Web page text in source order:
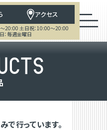
アクセス
20:00 土日祝：10:00～20:00
：毎週金曜日
CTS
行っています。